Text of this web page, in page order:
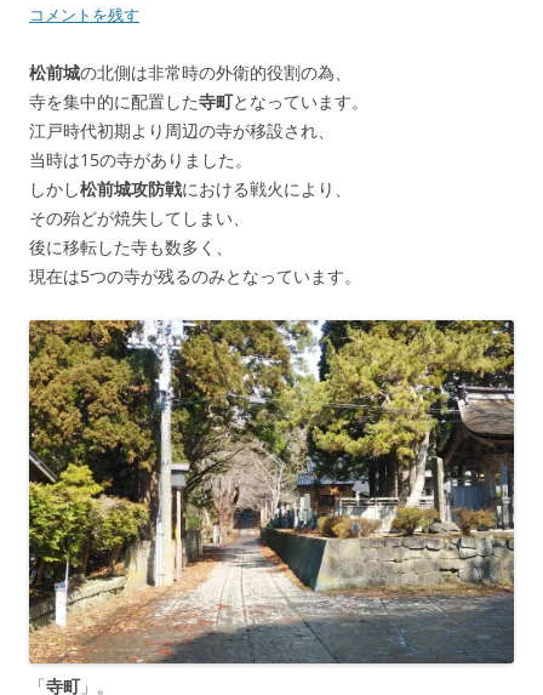
コメントを残す
松前城の北側は非常時の外衛的役割の為、
寺を集中的に配置した寺町となっています。
江戸時代初期より周辺の寺が移設され、
当時は15の寺がありました。
しかし松前城攻防戦における戦火により、
その殆どが焼失してしまい、
後に移転した寺も数多く、
現在は5つの寺が残るのみとなっています。
「寺町」。